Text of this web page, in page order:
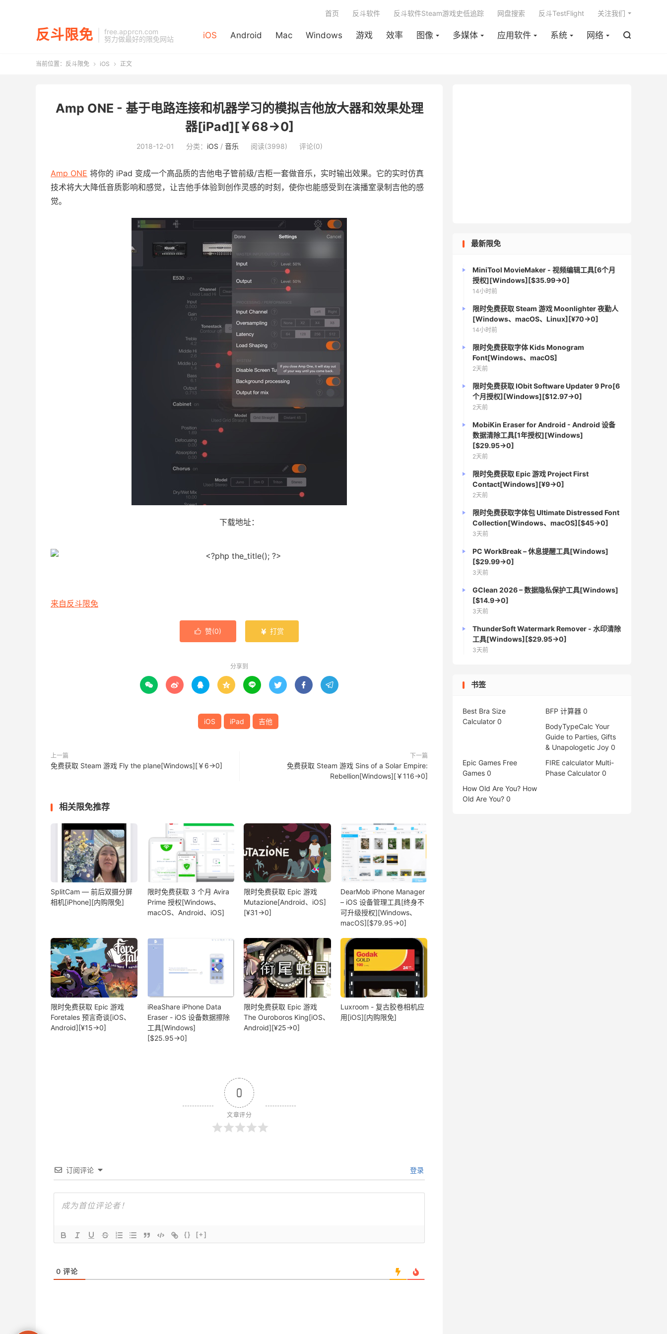
反斗限免
free.apprcn.com
努力做最好的限免网站
iOS Android Mac Windows 游戏 效率 图像 多媒体 应用软件 系统 网络 
首页 反斗软件 反斗软件Steam游戏史低追踪 网盘搜索 反斗TestFlight 关注我们
当前位置： 反斗限免  iOS  正文
Amp ONE - 基于电路连接和机器学习的模拟吉他放大器和效果处理
器[iPad][￥68→0]
2018-12-01 分类： iOS / 音乐 阅读(3998) 评论(0)
Amp ONE 将你的 iPad 变成一个高品质的吉他电子管前级/吉柜一套做音乐，实时输出效果。它的实时仿真
技术将大大降低音质影响和感觉，让吉他手体验到创作灵感的时刻，使你也能感受到在演播室录制吉他的感
觉。
下载地址：
来自反斗限免
 赞(0)  打赏
分享到
       
iOS iPad 吉他
上一篇
免费获取 Steam 游戏 Fly the plane[Windows][￥6→0]
下一篇
免费获取 Steam 游戏 Sins of a Solar Empire:
Rebellion[Windows][￥116→0]
相关限免推荐
SplitCam — 前后双摄分屏
相机[iPhone][内购限免]
限时免费获取 3 个月 Avira
Prime 授权[Windows、
macOS、Android、iOS]
限时免费获取 Epic 游戏
Mutazione[Android、iOS]
[¥31→0]
DearMob iPhone Manager
– iOS 设备管理工具[终身不
可升级授权][Windows、
macOS][$79.95→0]
限时免费获取 Epic 游戏
Foretales 预言奇谈[iOS、
Android][¥15→0]
iReaShare iPhone Data
Eraser - iOS 设备数据擦除
工具[Windows]
[$25.95→0]
限时免费获取 Epic 游戏
The Ouroboros King[iOS、
Android][¥25→0]
Luxroom - 复古胶卷相机应
用[iOS][内购限免]
0
文章评分
订阅评论 登录
{} [+]
0 评论
最新限免
MiniTool MovieMaker - 视频编辑工具[6个月
授权][Windows][$35.99→0]
14小时前
限时免费获取 Steam 游戏 Moonlighter 夜勤人
[Windows、macOS、Linux][¥70→0]
14小时前
限时免费获取字体 Kids Monogram
Font[Windows、macOS]
2天前
限时免费获取 IObit Software Updater 9 Pro[6
个月授权][Windows][$12.97→0]
2天前
MobiKin Eraser for Android - Android 设备
数据清除工具[1年授权][Windows]
[$29.95→0]
2天前
限时免费获取 Epic 游戏 Project First
Contact[Windows][¥9→0]
2天前
限时免费获取字体包 Ultimate Distressed Font
Collection[Windows、macOS][$45→0]
3天前
PC WorkBreak – 休息提醒工具[Windows]
[$29.99→0]
3天前
GClean 2026 – 数据隐私保护工具[Windows]
[$14.9→0]
3天前
ThunderSoft Watermark Remover - 水印清除
工具[Windows][$29.95→0]
3天前
书签
Best Bra Size
Calculator 0
BFP 计算器 0
BodyTypeCalc Your
Guide to Parties, Gifts
& Unapologetic Joy 0
Epic Games Free
Games 0
FIRE calculator Multi-
Phase Calculator 0
How Old Are You? How
Old Are You? 0